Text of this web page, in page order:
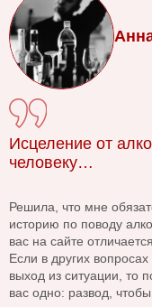
Исцеление от
человеку…
Решила, что мне
историю по поводу
вас на сайте
Если в других
выход из ситуации, то
вас одно: развод,